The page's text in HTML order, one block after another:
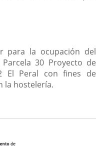
para la ocupación del
30 Proyecto de
El Peral con fines de
la hostelería.